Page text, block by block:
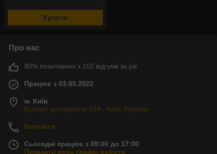
Купити
Про нас
90% позитивних з 102 відгуків за рік
Працює з 03.05.2022
м. Київ
Вулиця центральна 10А , Київ, Україна
Контакти
Сьогодні працює з 09:00 до 17:00
Показати весь графік роботи